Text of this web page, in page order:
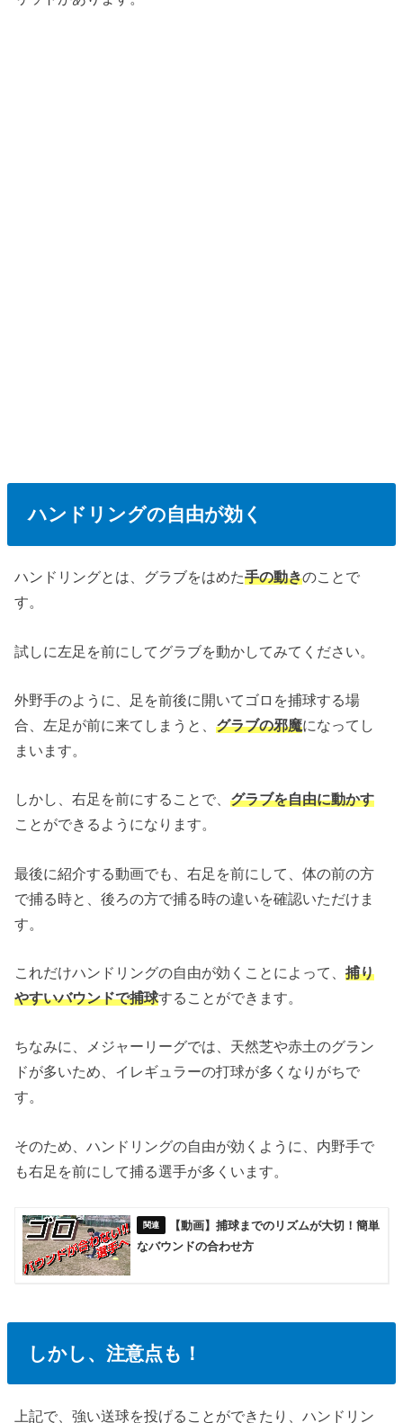
ハンドリングの自由が効く
ハンドリングとは、グラブをはめた手の動きのことで
す。
試しに左足を前にしてグラブを動かしてみてください。
外野手のように、足を前後に開いてゴロを捕球する場
合、左足が前に来てしまうと、グラブの邪魔になってし
まいます。
しかし、右足を前にすることで、グラブを自由に動かす
ことができるようになります。
最後に紹介する動画でも、右足を前にして、体の前の方
で捕る時と、後ろの方で捕る時の違いを確認いただけま
す。
これだけハンドリングの自由が効くことによって、捕り
やすいバウンドで捕球することができます。
ちなみに、メジャーリーグでは、天然芝や赤土のグラン
ドが多いため、イレギュラーの打球が多くなりがちで
す。
そのため、ハンドリングの自由が効くように、内野手で
も右足を前にして捕る選手が多くいます。
【動画】捕球までのリズムが大切！簡単
なバウンドの合わせ方
しかし、注意点も！
上記で、強い送球を投げることができたり、ハンドリン